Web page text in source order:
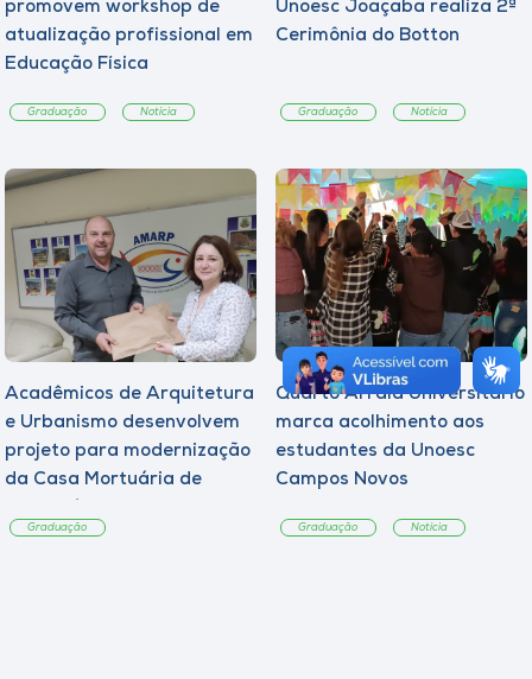
promovem workshop de
atualização profissional em
Educação Física
Graduação Notícia
Unoesc Joaçaba realiza 2ª
Cerimônia do Botton
Graduação Notícia
Acadêmicos de Arquitetura
e Urbanismo desenvolvem
projeto para modernização
da Casa Mortuária de
Graduação
Quarto Arraiá Universitário
marca acolhimento aos
estudantes da Unoesc
Campos Novos
Graduação Notícia